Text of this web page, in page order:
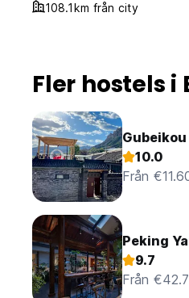
108.1km från city
Fler hostels i
10.0
Från
Peking
9.7
Från